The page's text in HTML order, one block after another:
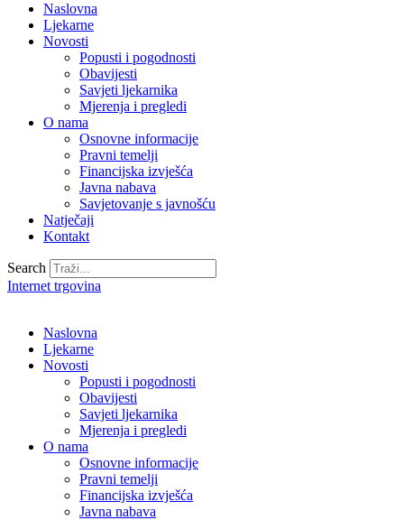
Naslovna
Ljekarne
Novosti
Popusti i pogodnosti
Obavijesti
Savjeti ljekarnika
Mjerenja i pregledi
O nama
Osnovne informacije
Pravni temelji
Financijska izvješća
Javna nabava
Savjetovanje s javnošću
Natječaji
Kontakt
Search
Internet trgovina
Naslovna
Ljekarne
Novosti
Popusti i pogodnosti
Obavijesti
Savjeti ljekarnika
Mjerenja i pregledi
O nama
Osnovne informacije
Pravni temelji
Financijska izvješća
Javna nabava